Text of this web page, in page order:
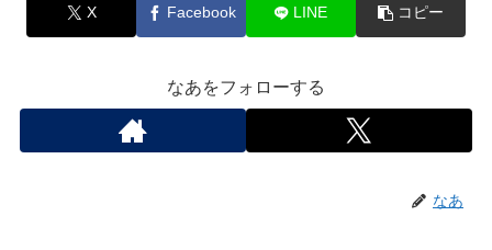
X Facebook LINE コピー
なあをフォローする
なあ